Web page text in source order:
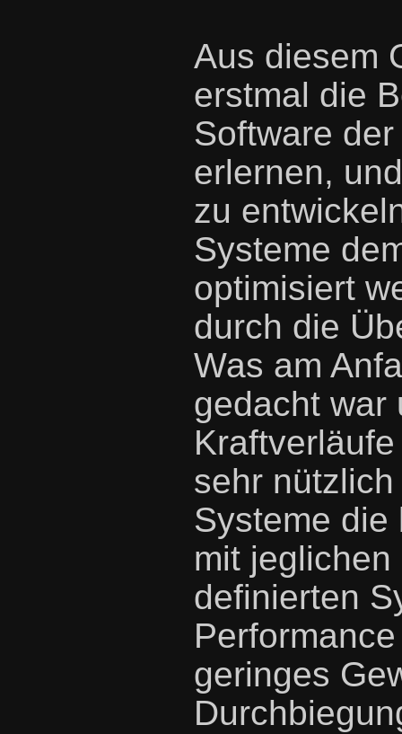
Aus diesem
erstmal die
Software
erlernen,
zu
Systeme
optimisiert
durch die
Was am
gedacht war
sehr
Systeme die
mit
definierten
geringes